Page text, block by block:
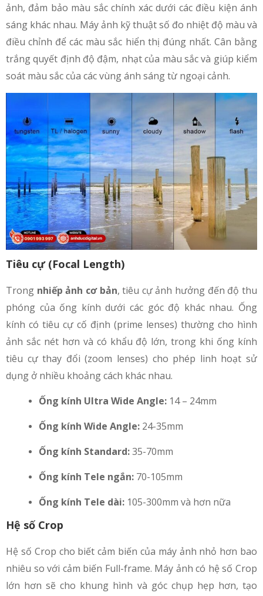
ảnh, đảm bảo màu sắc chính xác dưới các điều kiện ánh
sáng khác nhau. Máy ảnh kỹ thuật số đo nhiệt độ màu và
điều chỉnh để các màu sắc hiển thị đúng nhất. Cân bằng
trắng quyết định độ đậm, nhạt của màu sắc và giúp kiểm
soát màu sắc của các vùng ánh sáng từ ngoại cảnh.
Tiêu cự (Focal Length)
Trong nhiếp ảnh cơ bản, tiêu cự ảnh hưởng đến độ thu
phóng của ống kính dưới các góc độ khác nhau. Ống
kính có tiêu cự cố định (prime lenses) thường cho hình
ảnh sắc nét hơn và có khẩu độ lớn, trong khi ống kính
tiêu cự thay đổi (zoom lenses) cho phép linh hoạt sử
dụng ở nhiều khoảng cách khác nhau.
Ống kính Ultra Wide Angle: 14 – 24mm
Ống kính Wide Angle: 24-35mm
Ống kính Standard:35-70mm
Ống kính Tele ngắn: 70-105mm
Ống kính Tele dài: 105-300mm và hơn nữa
Hệ số Crop
Hệ số Crop cho biết cảm biến của máy ảnh nhỏ hơn bao
nhiêu so với cảm biến Full-frame. Máy ảnh có hệ số Crop
lớn hơn sẽ cho khung hình và góc chụp hẹp hơn, tạo